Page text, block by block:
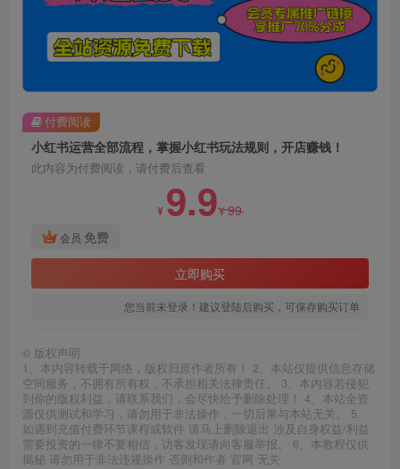
小红书运营全部流程，掌握小红书玩法规则，开店赚钱！
此内容为付费阅读，请付费后查看
¥ 9.9¥99
会员 免费
立即购买
您当前未登录！建议登陆后购买，可保存购买订单
付费阅读
© 版权声明
1、本内容转载于网络，版权归原作者所有！ 2、本站仅提供信息存储
空间服务，不拥有所有权，不承担相关法律责任。 3、本内容若侵犯
到你的版权利益，请联系我们，会尽快给予删除处理！ 4、本站全资
源仅供测试和学习，请勿用于非法操作，一切后果与本站无关。 5、
如遇到充值付费环节课程或软件 请马上删除退出 涉及自身权益/利益
需要投资的一律不要相信，访客发现请向客服举报。 6、本教程仅供
揭秘 请勿用于非法违规操作 否则和作者 官网 无关